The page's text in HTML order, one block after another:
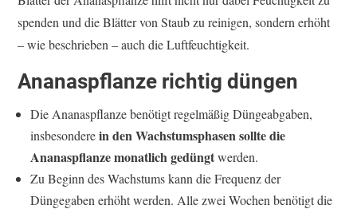
spenden und die Blätter von Staub zu reinigen, sondern erhöht
– wie beschrieben – auch die Luftfeuchtigkeit.
Ananaspflanze richtig düngen
Die Ananaspflanze benötigt regelmäßig Düngeabgaben,
insbesonderein den Wachstumsphasen sollte die
Ananaspflanze monatlich gedüngtwerden.
Zu Beginn des Wachstums kann die Frequenz der
Düngegaben erhöht werden. Alle zwei Wochen benötigt die